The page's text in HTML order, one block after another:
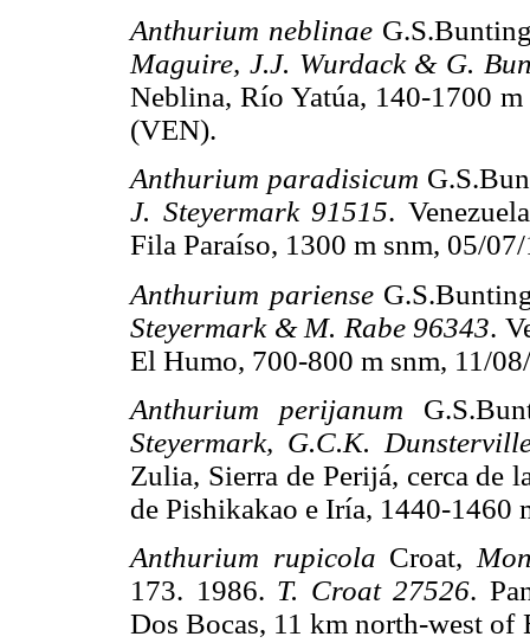
Anthurium neblinae
Maguire, J.J. Wurdack & G.
Neblina, Río Yatúa, 140-1700
(VEN).
Anthurium paradisicum
J. Steyermark 91515.
Fila Paraíso, 1300 m snm, 05/
Anthurium pariense
Steyermark & M. Rabe 96343.
El Humo, 700-800 m snm, 11/
Anthurium perijanum
Steyermark, G.C.K.
Zulia, Sierra de Perijá, cerca de
de Pishikakao e Iría, 1440-
Anthurium rupicola Croat,
173. 1986. T. Croat 27526.
Dos Bocas, 11 km north-west of